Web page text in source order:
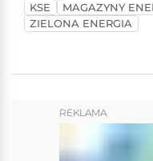
KSE
MAGAZYNY
ZIELONA ENERGIA
REKLAMA